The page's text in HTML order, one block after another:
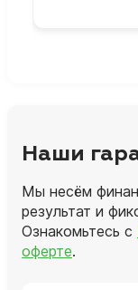
Наши
Мы несём
результат и
Ознакомьтесь с
оферте.